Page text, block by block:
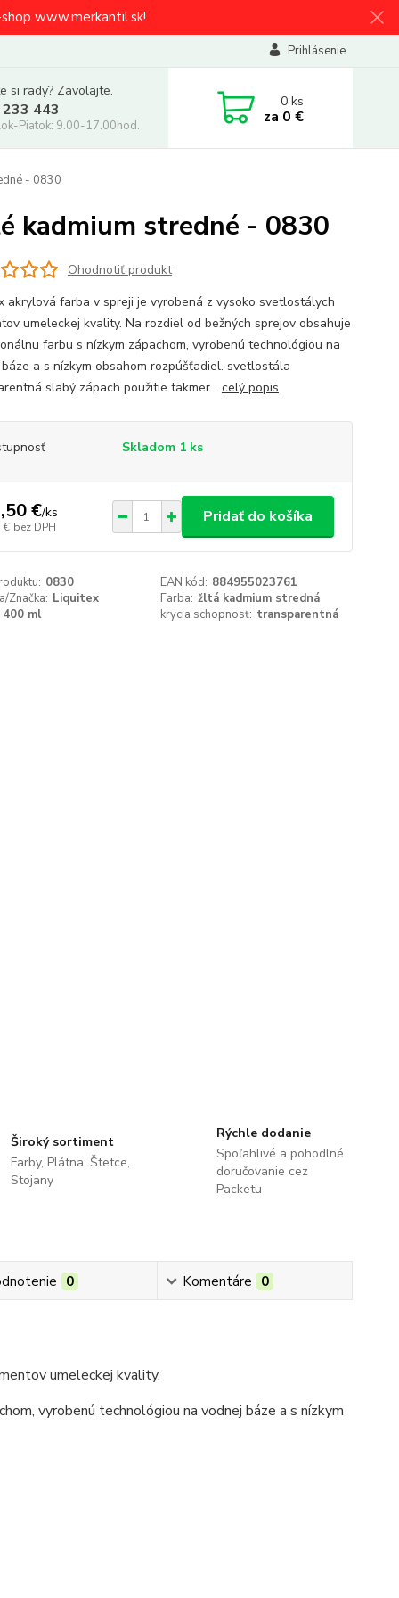
www.merkantil.sk!
Prihlásenie
si rady? Zavolajte.
443
Piatok: 9.00-17.00hod.
0ks
za 0 €
- 0830
kadmium stredné - 0830
Ohodnotiť produkt
akrylová farba v spreji je vyrobená z vysoko svetlostálych
umeleckej kvality. Na rozdiel od bežných sprejov obsahuje
farbu s nízkym zápachom, vyrobenú technológiou na
a s nízkym obsahom rozpúšťadiel. svetlostála
slabý zápach použitie takmer... celý popis
Skladom 1 ks
€/ks
€ bez DPH
Pridať do košíka
0830 EAN kód: 884955023761
Značka: Liquitex Farba: žltá kadmium stredná
400 ml krycia schopnosť: transparentná
Široký sortiment
Farby, Plátna, Štetce,
Stojany
Rýchle dodanie
Spoľahlivé a pohodlné
doručovanie cez
Packetu
0 Komentáre 0
umeleckej kvality.
vyrobenú technológiou na vodnej báze a s nízkym